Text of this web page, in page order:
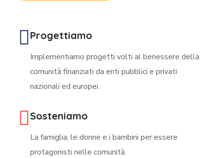
Progettiamo
Implementiamo progetti volti al benessere della
comunità finanziati da enti pubblici e privati
nazionali ed europei.
Sosteniamo
La famiglia, le donne e i bambini per essere
protagonisti nelle comunità.